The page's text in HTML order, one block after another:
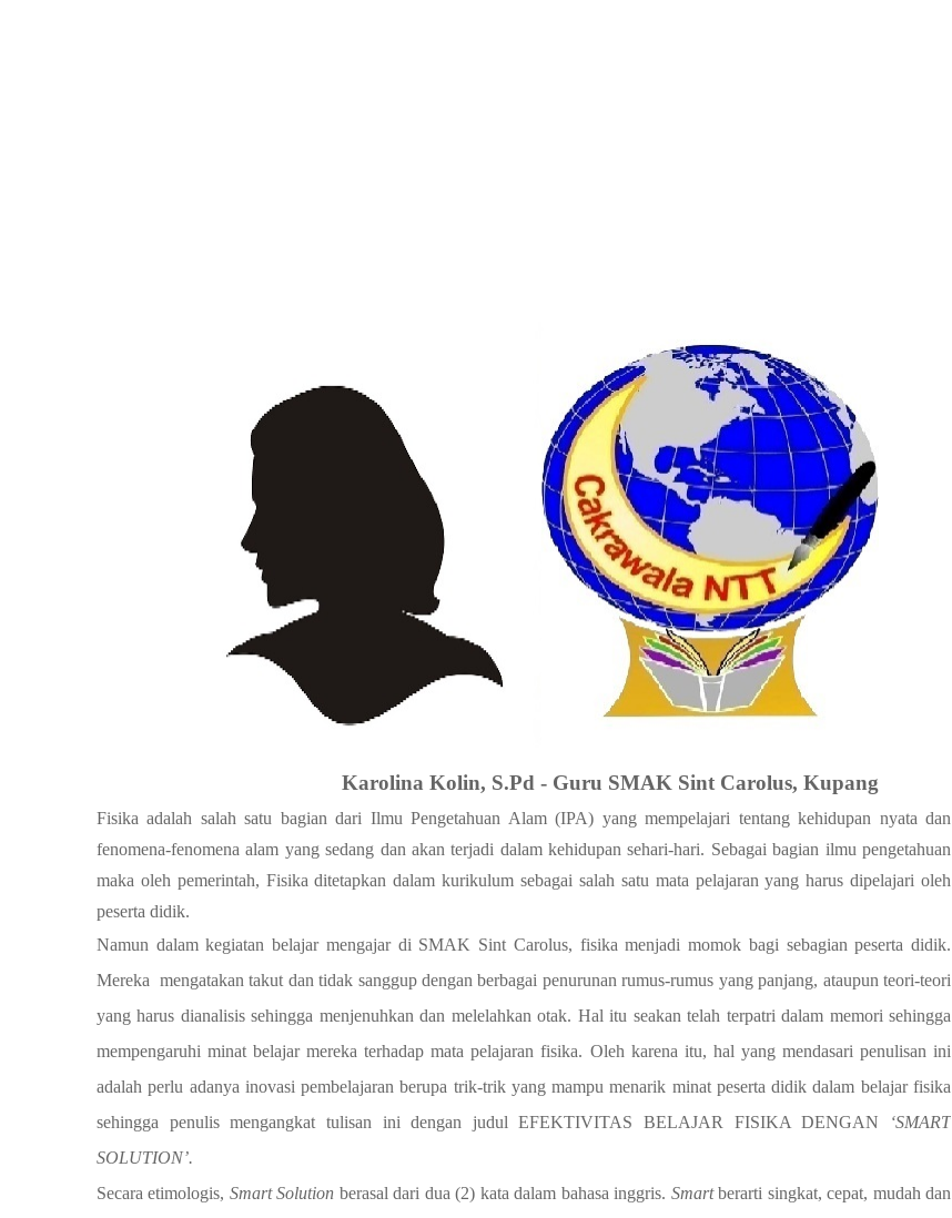
Karolina Kolin, S.Pd - Guru SMAK Sint Carolus, Kupang
Fisika adalah salah satu bagian dari Ilmu Pengetahuan Alam (IPA) yang mempelajari tentang kehidupan nyata dan
fenomena-fenomena alam yang sedang dan akan terjadi dalam kehidupan sehari-hari. Sebagai bagian ilmu pengetahuan
maka oleh pemerintah, Fisika ditetapkan dalam kurikulum sebagai salah satu mata pelajaran yang harus dipelajari oleh
peserta didik.
Namun dalam kegiatan belajar mengajar di SMAK Sint Carolus, fisika menjadi momok bagi sebagian peserta didik.
Mereka mengatakan takut dan tidak sanggup dengan berbagai penurunan rumus-rumus yang panjang, ataupun teori-teori
yang harus dianalisis sehingga menjenuhkan dan melelahkan otak. Hal itu seakan telah terpatri dalam memori sehingga
mempengaruhi minat belajar mereka terhadap mata pelajaran fisika. Oleh karena itu, hal yang mendasari penulisan ini
adalah perlu adanya inovasi pembelajaran berupa trik-trik yang mampu menarik minat peserta didik dalam belajar fisika
sehingga penulis mengangkat tulisan ini dengan judul EFEKTIVITAS BELAJAR FISIKA DENGAN
‘SMART
SOLUTION’.
Secara etimologis, Smart Solution berasal dari dua (2) kata dalam bahasa inggris. Smartberarti singkat, cepat, mudah dan